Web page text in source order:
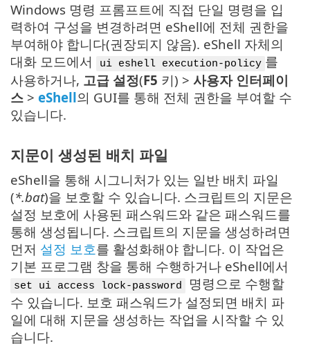
Windows 명령 프롬프트에 직접 단일 명령을 입
력하여 구성을 변경하려면 eShell에 전체 권한을
부여해야 합니다(권장되지 않음). eShell 자체의
대화 모드에서
ui eshell execution-policy 를
사용하거나, 고급 설정(F5 키) > 사용자 인터페이
스 > eShell의 GUI를 통해 전체 권한을 부여할 수
있습니다.
지문이 생성된 배치 파일
eShell을 통해 시그니처가 있는 일반 배치 파일
(*.bat)을 보호할 수 있습니다. 스크립트의 지문은
설정 보호에 사용된 패스워드와 같은 패스워드를
통해 생성됩니다. 스크립트의 지문을 생성하려면
먼저 설정 보호를 활성화해야 합니다. 이 작업은
기본 프로그램 창을 통해 수행하거나 eShell에서
set ui access lock-password
명령으로 수행할
수 있습니다. 보호 패스워드가 설정되면 배치 파
일에 대해 지문을 생성하는 작업을 시작할 수 있
습니다.